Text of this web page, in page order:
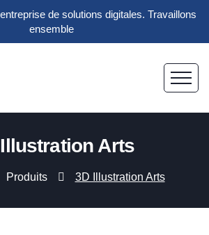
de solutions digitales. Travaillons
ensemble
Arts
Produits 3D Illustration Arts